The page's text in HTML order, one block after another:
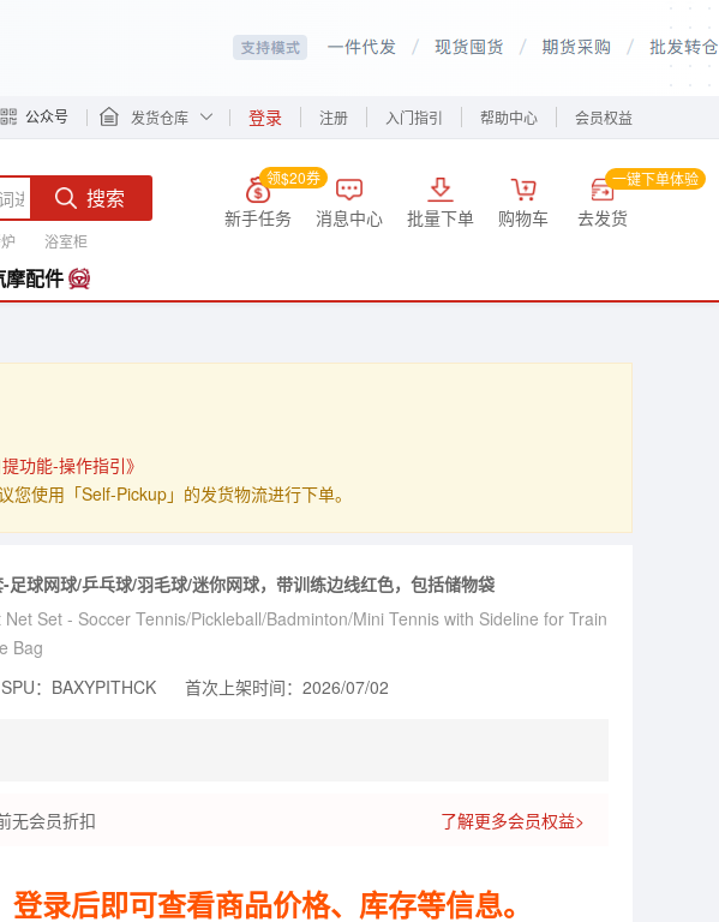
公众号 发货仓库 登录 注册 入门指引 帮助中心 会员权益
搜索
浴室柜
新手任务
领$20券
消息中心 批量下单 购物车 去发货
一键下单体验
摩配件
功能-操作指引》
使用「Self-Pickup」的发货物流进行下单。
足球网球/乒乓球/羽毛球/迷你网球，带训练边线红色，包括储物袋
Set - Soccer Tennis/Pickleball/Badminton/Mini Tennis with Sideline for Train
Bag
SPU：BAXYPITHCK 首次上架时间：2026/07/02
无会员折扣 了解更多会员权益>
录后即可查看商品价格、库存等信息。